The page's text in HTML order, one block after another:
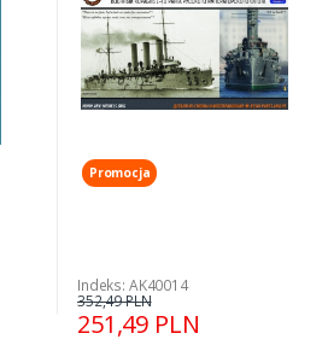
Promocja
Indeks: AK40014
251,49 PLN
352,49 PLN